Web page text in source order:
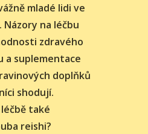
mladé lidi ve
Názory na léčbu
zdravého
a suplementace
doplňků
shodují.
také
reishi?